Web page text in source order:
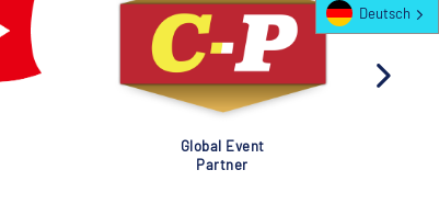
Global Event
Partner
Deutsch